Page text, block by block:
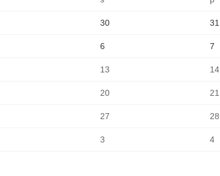
30 31
6 7
13 14
20 21
27 28
3 4